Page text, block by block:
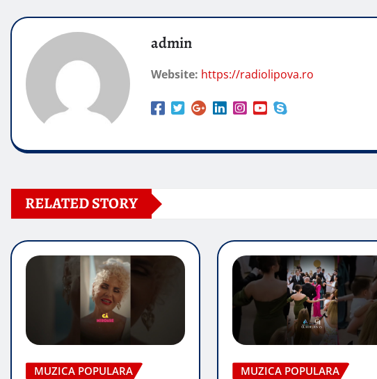
admin
Website: https://radiolipova.ro
RELATED STORY
MUZICA POPULARA MUZICA POPULARA